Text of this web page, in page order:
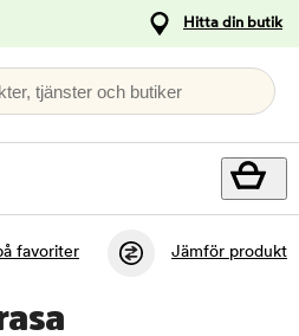
Hitta din butik
tjänster och butiker
favoriter Jämför produkt